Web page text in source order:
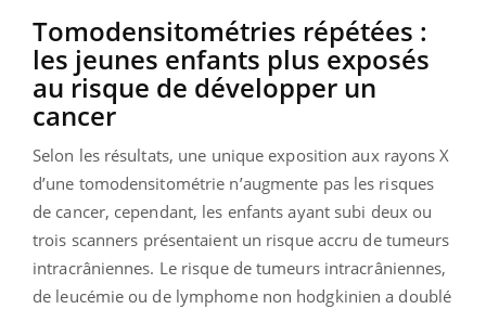
Tomodensitométries répétées :
les jeunes enfants plus exposés
au risque de développer un
cancer
Selon les résultats, une unique exposition aux rayons X
d’une tomodensitométrie n’augmente pas les risques
de cancer, cependant, les enfants ayant subi deux ou
trois scanners présentaient un risque accru de tumeurs
intracrâniennes. Le risque de tumeurs intracrâniennes,
de leucémie ou de lymphome non hodgkinien a doublé